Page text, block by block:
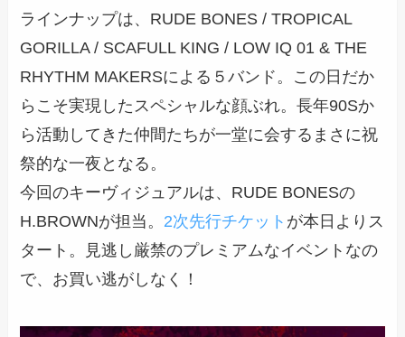
ラインナップは、RUDE BONES / TROPICAL
GORILLA / SCAFULL KING / LOW IQ 01 & THE
RHYTHM MAKERSによる５バンド。この日だか
らこそ実現したスペシャルな顔ぶれ。長年90Sか
ら活動してきた仲間たちが一堂に会するまさに祝
祭的な一夜となる。
今回のキーヴィジュアルは、RUDE BONESの
H.BROWNが担当。 2次先行チケット が本日よりス
タート。見逃し厳禁のプレミアムなイベントなの
で、お買い逃がしなく！